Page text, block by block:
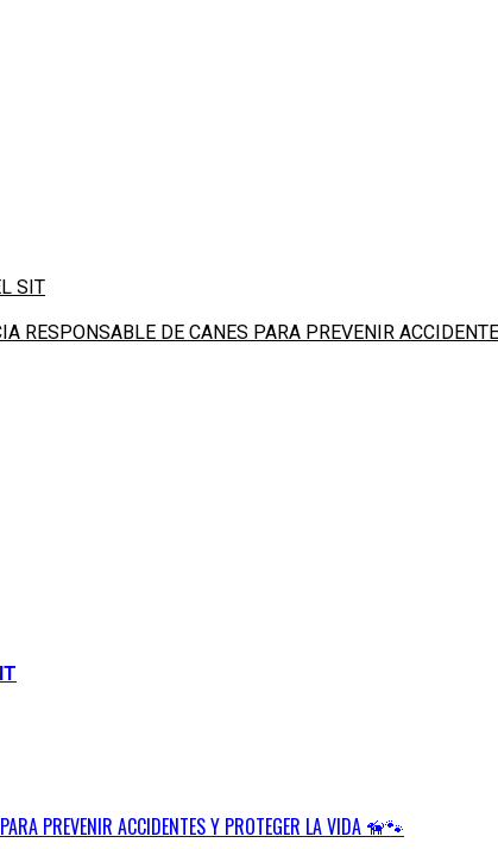
SIT
RESPONSABLE DE CANES PARA PREVENIR
PREVENIR ACCIDENTES Y PROTEGER LA VIDA 🦮🐾